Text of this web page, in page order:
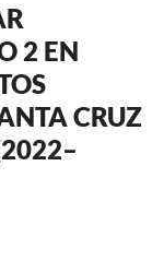
2 EN
CRUZ